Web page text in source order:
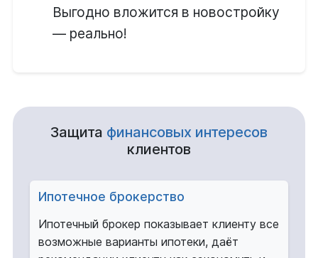
Выгодно вложится в новостройку
— реально!
Защита финансовых интересов
клиентов
Ипотечное брокерство
Ипотечный брокер показывает клиенту все
возможные варианты ипотеки, даёт